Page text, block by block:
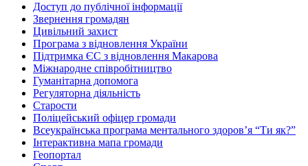
Доступ до публічної інформації
Звернення громадян
Цивільний захист
Програма з відновлення України
Підтримка ЄС з відновлення Макарова
Міжнародне співробітництво
Гуманітарна допомога
Регуляторна діяльність
Старости
Поліцейський офіцер громади
Всеукраїнська програма ментального здоров’я “Ти як?”
Інтерактивна мапа громади
Геопортал